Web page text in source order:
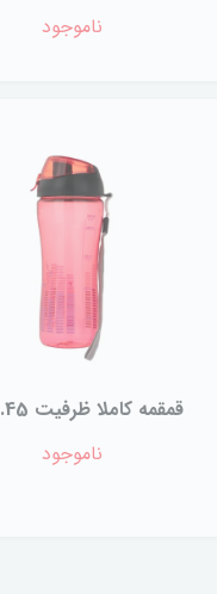
ناموجود
قمقمه کاملا ظرفیت 0.45 لیتر
ناموجود